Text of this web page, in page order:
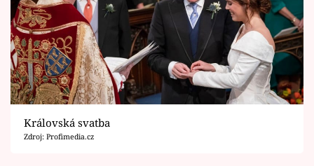
Královská svatba
Zdroj: Profimedia.cz